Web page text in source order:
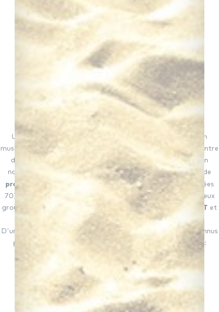
Un "collectif" de DJs, c'est en quelque sorte l'équivalent en
musiques électroniques d'un "supergroupe" de rock : la rencontre
de musiciens issus de groupes préexistants, pour former un
nouveau groupe (voir par exemple le fameux supergroupe de
progressive rock
Emerson, Lake & Palmer
dans les années
70). Ainsi, le collectif C2C associe quatre artistes issus de deux
groupes de DJs
aux styles assez différents BEAT TORRENT et
HOCUS POCUS
D'un côté, les musiciens de BEAT TORRENT sont surtout connus
pour leur mélange détonnant de
et de :